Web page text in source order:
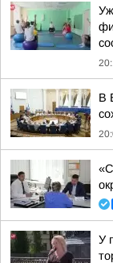
В
У